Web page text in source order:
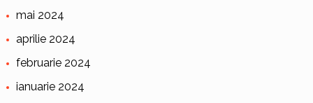
mai 2024
aprilie 2024
februarie 2024
ianuarie 2024